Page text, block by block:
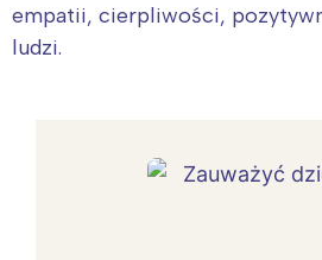
empatii, cierpliwości,
ludzi.